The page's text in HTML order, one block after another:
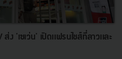
'เซเว่น' เปิดแฟรนไชส์ที่ลาวและ